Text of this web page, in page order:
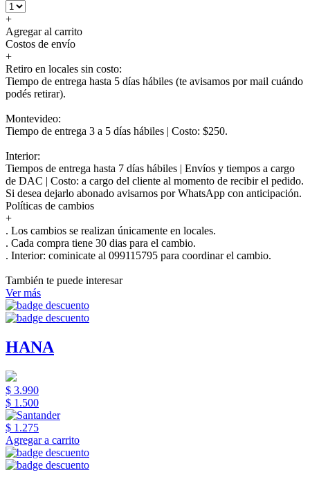
+
Agregar al carrito
Costos de envío
+
Retiro en locales sin costo:
Tiempo de entrega hasta 5 días hábiles (te avisamos por mail cuándo
podés retirar).
Montevideo:
Tiempo de entrega 3 a 5 días hábiles | Costo: $250.
Interior:
Tiempos de entrega hasta 7 días hábiles | Envíos y tiempos a cargo
de DAC | Costo: a cargo del cliente al momento de recibir el pedido.
Si desea dejarlo abonado avisarnos por WhatsApp con anticipación.
Políticas de cambios
+
. Los cambios se realizan únicamente en locales.
. Cada compra tiene 30 dias para el cambio.
. Interior: cominicate al 099115795 para coordinar el cambio.
También te puede interesar
Ver más
HANA
$ 3.990
$ 1.500
$ 1.275
Agregar a carrito